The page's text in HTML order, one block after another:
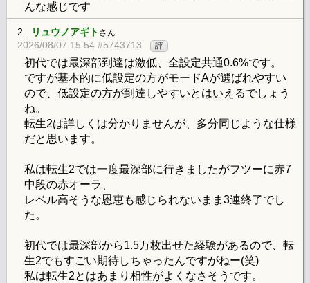
んな感じです
2. リュウノアギト さん
2026/08/07 15:54 #5743713 評
初代では最深部到達は激低、全設定共通0.6%です。
ですが基本的に低設定の方がモードAが選ばれやすい
ので、低設定の方が到達しやすいとはいえるでしょう
ね。
転生2は詳しくは分かりませんが、多分同じような仕様
だと思います。
私は転生2では一度最深部に行きましたがフツーに赤7
中段の赤オーラ、
レベル高そうな恩恵も感じられないまま3連終了でし
た。
初代では最深部から1.5万枚出せた経験があるので、転
生2でもすごい期待しちゃったんですがねー(笑)
私は転生2とはあまり相性がよくなさそうです。